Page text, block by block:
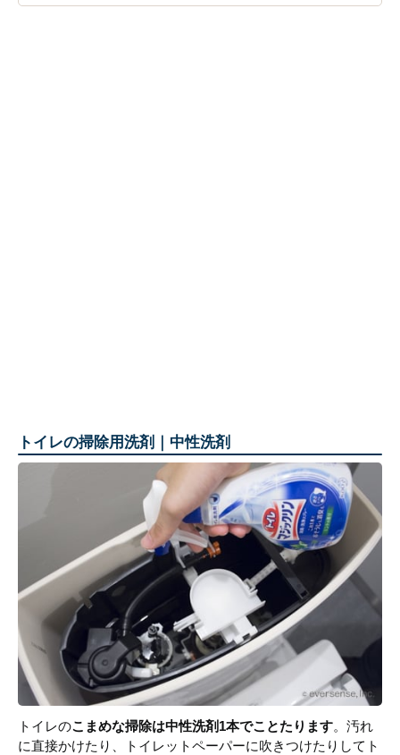
トイレの掃除用洗剤｜中性洗剤
トイレのこまめな掃除は中性洗剤1本でことたります。汚れ
に直接かけたり、トイレットペーパーに吹きつけたりしてト